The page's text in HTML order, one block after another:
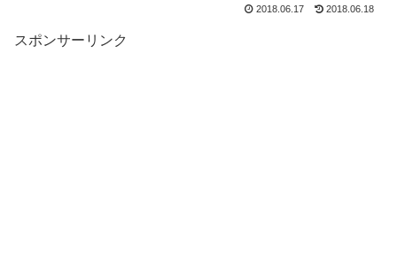
2018.06.17 2018.06.18
スポンサーリンク